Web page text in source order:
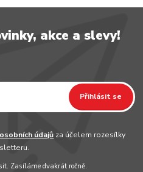
akce a slevy!
Přihlásit se
údajů za účelem rozesílky
Zasíláme dvakrát ročně.